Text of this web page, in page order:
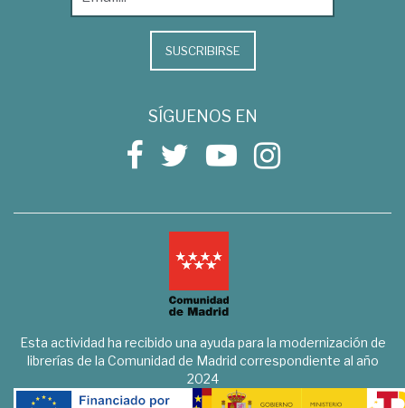
SUSCRIBIRSE
SÍGUENOS EN
Esta actividad ha recibido una ayuda para la modernización de
librerías de la Comunidad de Madrid correspondiente al año
2024